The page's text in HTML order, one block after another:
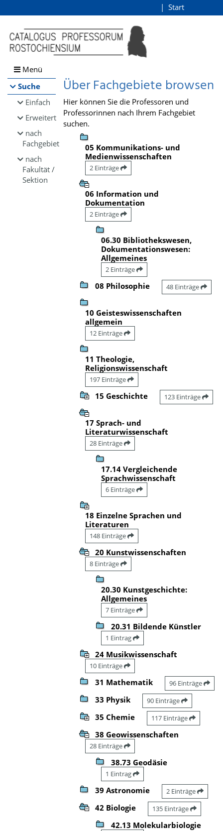
Browsen
direkt zum Inhalt
Start
Menü
Suche
Einfach
Erweitert
nach
Fachgebiet
nach
Fakultät /
Sektion
Über Fachgebiete browsen
Hier können Sie die Professoren und
Professorinnen nach Ihrem Fachgebiet
suchen.
05 Kommunikations- und
Medienwissenschaften
2 Einträge
06 Information und
Dokumentation
2 Einträge
06.30 Bibliothekswesen,
Dokumentationswesen:
Allgemeines
2 Einträge
08 Philosophie 48 Einträge
10 Geisteswissenschaften
allgemein
12 Einträge
11 Theologie,
Religionswissenschaft
197 Einträge
15 Geschichte 123 Einträge
17 Sprach- und
Literaturwissenschaft
28 Einträge
17.14 Vergleichende
Sprachwissenschaft
6 Einträge
18 Einzelne Sprachen und
Literaturen
148 Einträge
20 Kunstwissenschaften
8 Einträge
20.30 Kunstgeschichte:
Allgemeines
7 Einträge
20.31 Bildende Künstler
1 Eintrag
24 Musikwissenschaft
10 Einträge
31 Mathematik 96 Einträge
33 Physik 90 Einträge
35 Chemie 117 Einträge
38 Geowissenschaften
28 Einträge
38.73 Geodäsie
1 Eintrag
39 Astronomie 2 Einträge
42 Biologie 135 Einträge
42.13 Molekularbiologie